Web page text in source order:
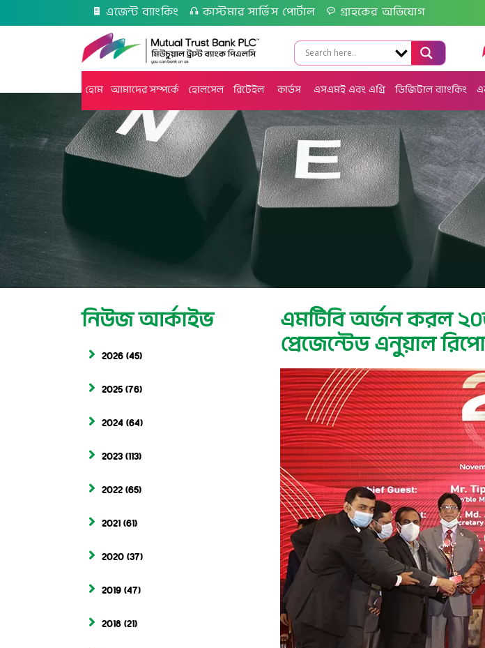
এজেন্ট ব্যাংকিং কাস্টমার সার্ভিস পোর্টাল গ্রাহকের অভিযোগ
হোম আমাদের সম্পর্কে হোলসেল রিটেইল কার্ডস এসএমই এবং এগ্রি ডিজিটাল ব্যাংকিং
নিউজ আর্কাইভ
2026 (45)
2025 (76)
2024 (64)
2023 (113)
2022 (65)
2021 (61)
2020 (37)
2019 (47)
2018 (21)
এমটিবি অর্জন করল
প্রেজেন্টেড এনুয়াল